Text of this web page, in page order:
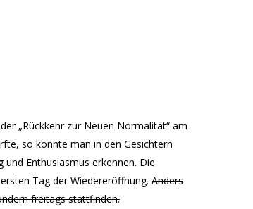
„Rückkehr zur Neuen Normalität“ am
so konnte man in den Gesichtern
Enthusiasmus erkennen. Die
Tag der Wiedereröffnung. Anders
freitags stattfinden.